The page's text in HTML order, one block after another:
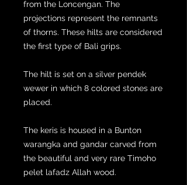
from the Loncengan. The
projections represent the remnants
of thorns. These hilts are considered
the first type of Bali grips.
The hilt is set on a silver pendek
wewer in which 8 colored stones are
placed.
The keris is housed in a Bunton
warangka and gandar carved from
the beautiful and very rare Timoho
pelet lafadz Allah wood.